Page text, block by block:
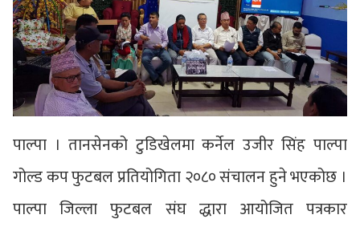
पाल्पा । तानसेनको टुडिखेलमा कर्नेल उजीर सिंह पाल्पा
गोल्ड कप फुटबल प्रतियोगिता २०८० संचालन हुने भएकोछ ।
पाल्पा जिल्ला फुटबल संघ द्धारा आयोजित पत्रकार